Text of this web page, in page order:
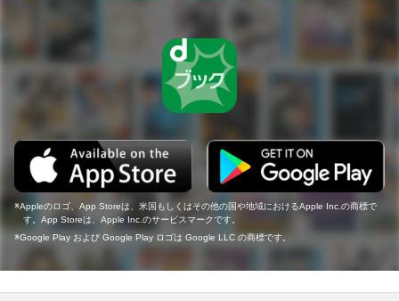
Appleのロゴ、App Storeは、米国もしくはその他の国や地域におけるApple Inc.の商標で
す。App Storeは、Apple Inc.のサービスマークです。
Google Play および Google Play ロゴは Google LLC の商標です。